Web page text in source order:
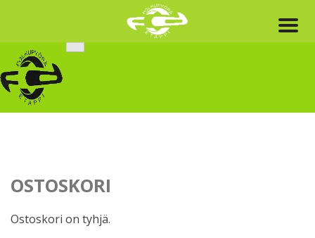
content
OSTOSKORI
Ostoskori on tyhjä.